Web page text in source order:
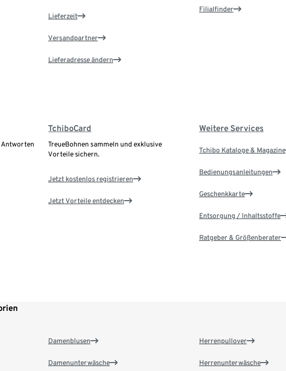
Lieferzeit
Versandpartner
Lieferadresse ändern
Filialfinder
Antworten
TchiboCard
TreueBohnen sammeln und exklusive
Vorteile sichern.
Jetzt kostenlos registrieren
Jetzt Vorteile entdecken
Weitere Services
Tchibo Kataloge & Magazine
Bedienungsanleitungen
Geschenkkarte
Entsorgung / Inhaltsstoffe
Ratgeber & Größenberater
Damenblusen
Damenunterwäsche
Herrenpullover
Herrenunterwäsche